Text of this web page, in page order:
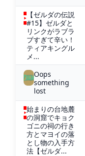
【ゼルダの伝説
#15】ゼルダと
リンクがラブラ
ブすぎて辛い！
ティアキングル
メ...
Oops
something
lost
始まりの台地麓
の洞窟でキョク
ゴニの祠の行き
方とマヨイの落
とし物の入手方
法【ゼルダ...